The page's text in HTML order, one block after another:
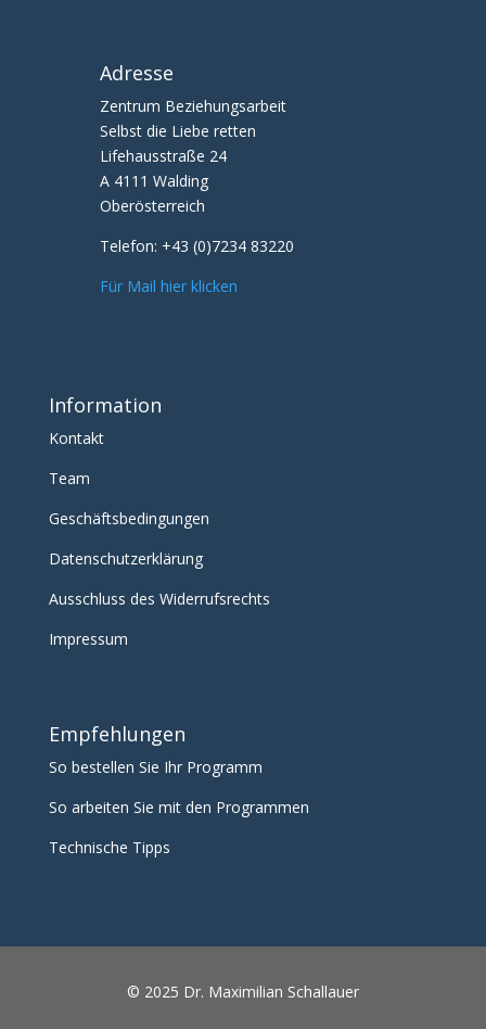
Adresse
Zentrum Beziehungsarbeit
Selbst die Liebe retten
Lifehausstraße 24
A 4111 Walding
Oberösterreich
Telefon: +43 (0)7234 83220
Für Mail hier klicken
Information
Kontakt
Team
Geschäftsbedingungen
Datenschutzerklärung
Ausschluss des Widerrufsrechts
Impressum
Empfehlungen
So bestellen Sie Ihr Programm
So arbeiten Sie mit den Programmen
Technische Tipps
© 2025 Dr. Maximilian Schallauer